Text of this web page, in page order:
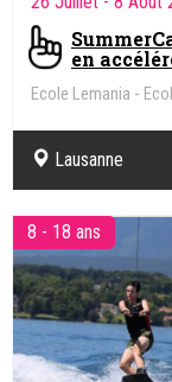
en
Ecole Lemania -
Lausanne
8 - 18 ans